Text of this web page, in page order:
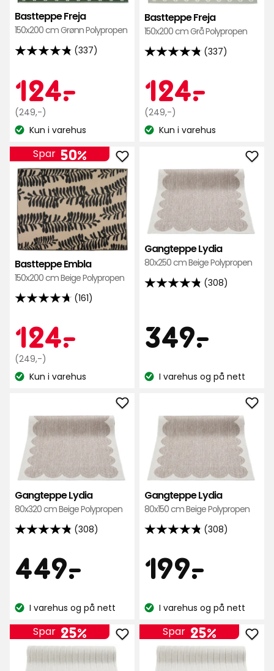
Bastteppe Freja
150x200 cm Grønn Polypropen
(337)
4.8
5
stjerner,
basert
på
337
anmeldelser
124-
.
kr
Opprinnelig
pris
249
kr
(249,-)
Lagerbalanse:
Kun i varehus
Bastteppe Freja
150x200 cm Grå Polypropen
(337)
4.8
5
stjerner,
basert
på
124-
.
kr
Opprinnelig
pris
249
(249,-)
Lagerbalanse:
Kun i varehus
Bastteppe Embla
150x200 cm Beige Polypropen
(161)
4.7
5
stjerner,
basert
på
124-
.
kr
Opprinnelig
pris
249
(249,-)
Spar 50%
Lagerbalanse:
Kun i varehus
Legg
til
Bastteppe
Embla
i
favoritter
Gangteppe Lydia
80x250 cm Beige Polypropen
(308)
4.8
stjerner,
basert
308
Pris
349-
.
kr
Lagerbalanse:
I varehus og på nett
i
Gangteppe Lydia
80x320 cm Beige Polypropen
(308)
4.8
5
stjerner,
på
308
anmeldelser
Pris
449-
.
kr
Lagerbalanse:
I varehus og på nett
Legg
Gangteppe
i
favoritter
Gangteppe Lydia
80x150 cm Beige Polypropen
(308)
4.8
5
stjerner,
på
308
anmeldelser
Pris
199-
.
kr
Lagerbalanse:
I varehus og på nett
i
Spar 25%
Legg
Spar 25%